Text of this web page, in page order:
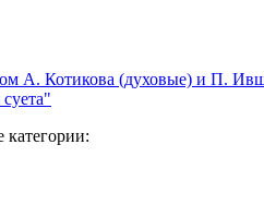
А. Котикова (духовые) и П.